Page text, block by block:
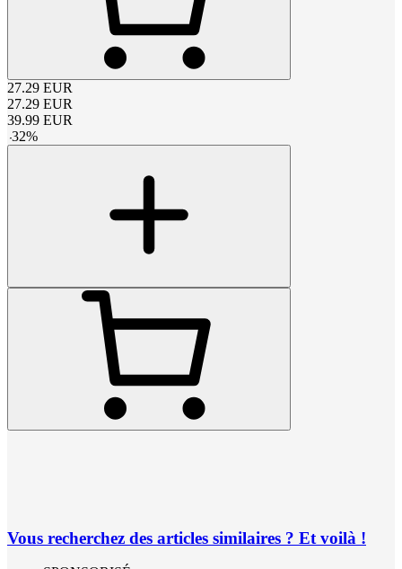
27.29 EUR
27.29 EUR
39.99 EUR
-32%
Vous recherchez des articles similaires ? Et voilà !